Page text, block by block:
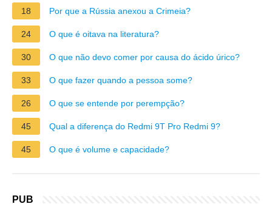
18 Por que a Rússia anexou a Crimeia?
24 O que é oitava na literatura?
30 O que não devo comer por causa do ácido úrico?
33 O que fazer quando a pessoa some?
26 O que se entende por perempção?
45 Qual a diferença do Redmi 9T Pro Redmi 9?
45 O que é volume e capacidade?
PUB